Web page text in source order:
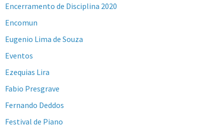
Encerramento de Disciplina 2020
Encomun
Eugenio Lima de Souza
Eventos
Ezequias Lira
Fabio Presgrave
Fernando Deddos
Festival de Piano